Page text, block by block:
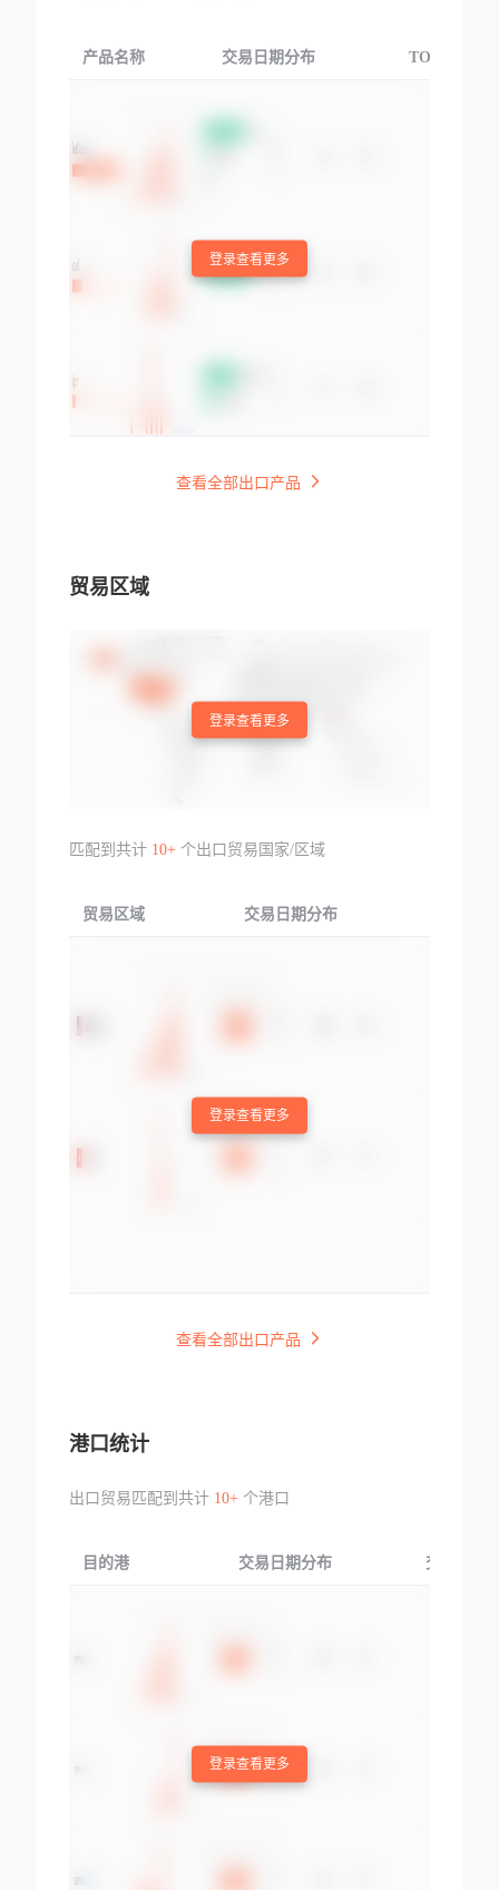
产品名称 交易日期分布 TOP3交易国
登录查看更多
查看全部出口产品
贸易区域
登录查看更多
匹配到共计 10+个出口贸易国家/区域
贸易区域 交易日期分布
登录查看更多
查看全部出口产品
港口统计
出口贸易匹配到共计 10+个港口
目的港 交易日期分布 交易产品
登录查看更多